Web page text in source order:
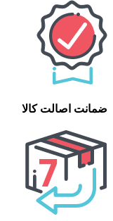
ضمانت اصالت کالا